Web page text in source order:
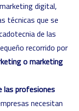
digital,
técnicas que se
de las
recorrido por
o marketing
las profesiones
necesitan